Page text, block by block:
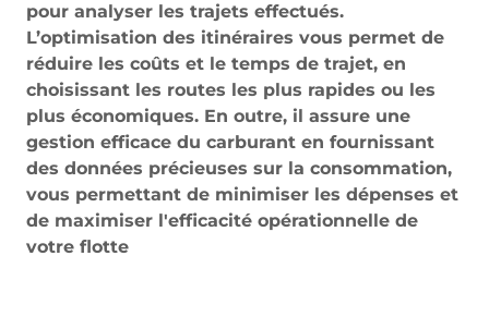
pour analyser les trajets effectués.
L’optimisation des itinéraires vous permet de
réduire les coûts et le temps de trajet, en
choisissant les routes les plus rapides ou les
plus économiques. En outre, il assure une
gestion efficace du carburant en fournissant
des données précieuses sur la consommation,
vous permettant de minimiser les dépenses et
de maximiser l'efficacité opérationnelle de
votre flotte